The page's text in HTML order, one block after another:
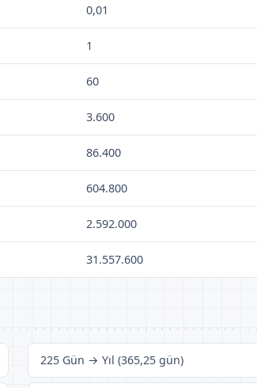
0,01
1
60
3.600
86.400
604.800
2.592.000
31.557.600
225 Gün → Yıl (365,25 gün)